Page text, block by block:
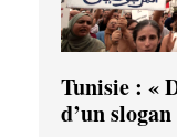
Tunisie : «
d’un slogan